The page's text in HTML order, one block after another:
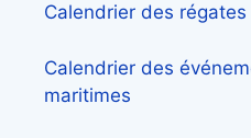
Calendrier des régates
Calendrier des
maritimes